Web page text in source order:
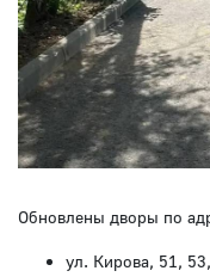
Обновлены дворы по
ул. Кирова, 51,